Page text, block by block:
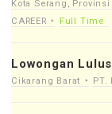
Kota Serang,
CAREER
Full Time
Lowongan
Cikarang Barat PT.